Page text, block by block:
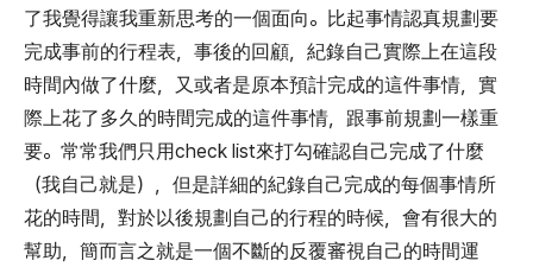
了我覺得讓我重新思考的一個面向。比起事情認真規劃要
完成事前的行程表，事後的回顧，紀錄自己實際上在這段
時間內做了什麼，又或者是原本預計完成的這件事情，實
際上花了多久的時間完成的這件事情，跟事前規劃一樣重
要。常常我們只用check list來打勾確認自己完成了什麼
（我自己就是），但是詳細的紀錄自己完成的每個事情所
花的時間，對於以後規劃自己的行程的時候，會有很大的
幫助，簡而言之就是一個不斷的反覆審視自己的時間運